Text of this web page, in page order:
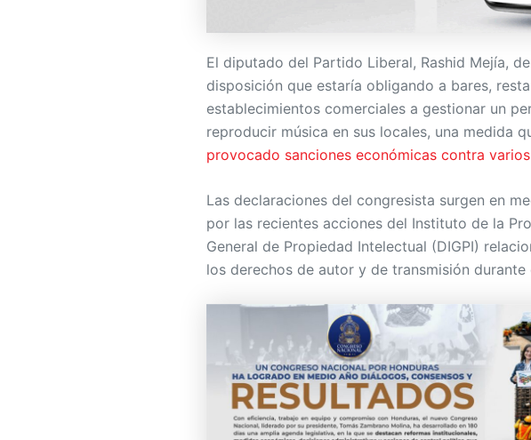
El diputado del Partido Liberal, Rashid Mejía,
disposición que estaría obligando a bares,
establecimientos comerciales a gestionar un
reproducir música en sus locales, una medida
provocado sanciones económicas contra
Las declaraciones del congresista surgen en
por las recientes acciones del Instituto de la
General de Propiedad Intelectual (DIGPI)
los derechos de autor y de transmisión durante